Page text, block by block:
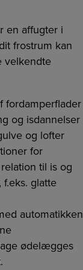
en affugter i
frostrum kan
velkendte
fordamperflader
og isdannelser
og lofter
for
til is og
glatte
automatikken
ødelægges